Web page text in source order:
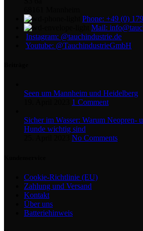
Phone: +49 (0)
Mail:
Instagram: @tauchindustrie.de
Youtube: @TauchindustrieGmbH
Seen um Mannheim und Heidelberg
1 Comment
Sicher im Wasser: Warum Neopren-
Hunde wichtig sind
No Comments
Cookie-Richtlinie (EU)
Zahlung und Versand
Kontakt
Über uns
Batteriehinweis